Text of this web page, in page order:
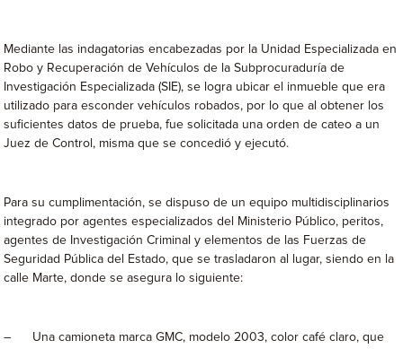
Mediante las indagatorias encabezadas por la Unidad Especializada en
Robo y Recuperación de Vehículos de la Subprocuraduría de
Investigación Especializada (SIE), se logra ubicar el inmueble que era
utilizado para esconder vehículos robados, por lo que al obtener los
suficientes datos de prueba, fue solicitada una orden de cateo a un
Juez de Control, misma que se concedió y ejecutó.
Para su cumplimentación, se dispuso de un equipo multidisciplinarios
integrado por agentes especializados del Ministerio Público, peritos,
agentes de Investigación Criminal y elementos de las Fuerzas de
Seguridad Pública del Estado, que se trasladaron al lugar, siendo en la
calle Marte, donde se asegura lo siguiente:
– Una camioneta marca GMC, modelo 2003, color café claro, que